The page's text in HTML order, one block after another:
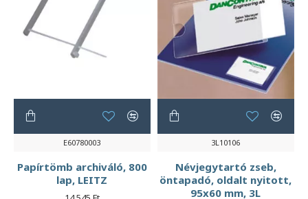
E60780003
Papírtömb archiváló, 800
lap, LEITZ
3L10106
Névjegytartó zseb,
öntapadó, oldalt nyitott,
95x60 mm, 3L